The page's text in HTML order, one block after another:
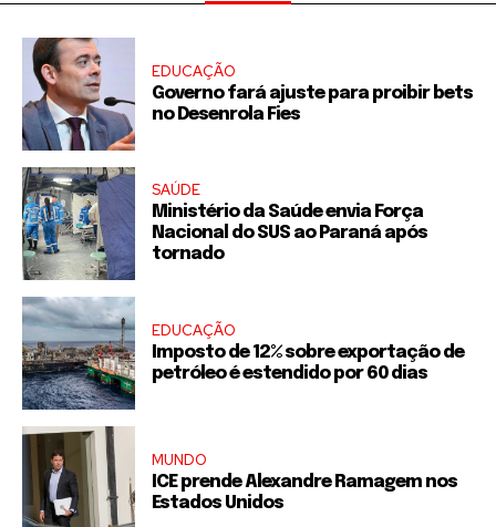
EDUCAÇÃO
Governo fará ajuste para proibir bets
no Desenrola Fies
SAÚDE
Ministério da Saúde envia Força
Nacional do SUS ao Paraná após
tornado
EDUCAÇÃO
Imposto de 12% sobre exportação de
petróleo é estendido por 60 dias
MUNDO
ICE prende Alexandre Ramagem nos
Estados Unidos